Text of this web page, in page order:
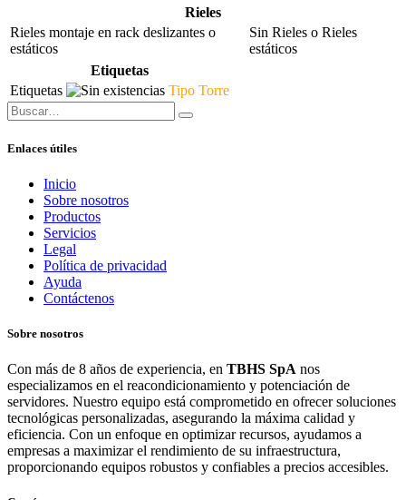
Rieles
Rieles montaje en rack deslizantes o
estáticos
Sin Rieles o Rieles
estáticos
Etiquetas
Etiquetas
Tipo Torre
Enlaces útiles
Inicio
Sobre nosotros
Productos
Servicios
Legal
Política de privacidad
Ayuda
Contáctenos
Sobre nosotros
Con más de 8 años de experiencia, en TBHS SpA nos
especializamos en el reacondicionamiento y potenciación de
servidores. Nuestro equipo está comprometido en ofrecer soluciones
tecnológicas personalizadas, asegurando la máxima calidad y
eficiencia. Con un enfoque en optimizar recursos, ayudamos a
empresas a maximizar el rendimiento de su infraestructura,
proporcionando equipos robustos y confiables a precios accesibles.